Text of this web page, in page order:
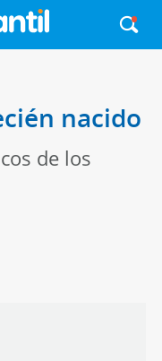
nacido
de los